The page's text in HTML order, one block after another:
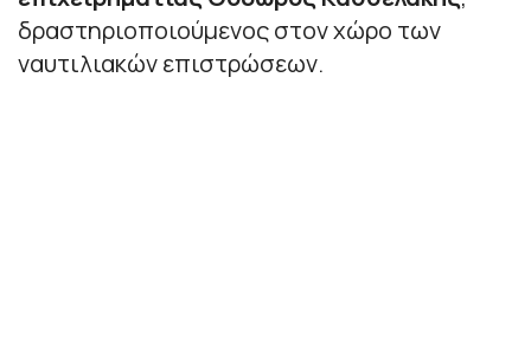
δραστηριοποιούμενος στον χώρο των
ναυτιλιακών επιστρώσεων.